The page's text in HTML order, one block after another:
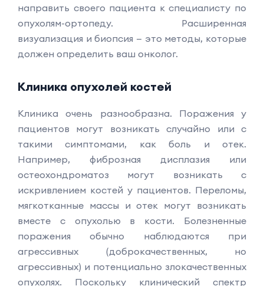
направить своего пациента к специалисту по
опухолям-ортопеду. Расширенная
визуализация и биопсия — это методы, которые
должен определить ваш онколог.
Клиника опухолей костей
Клиника очень разнообразна. Поражения у
пациентов могут возникать случайно или с
такими симптомами, как боль и отек.
Например, фиброзная дисплазия или
остеохондроматоз могут возникать с
искривлением костей у пациентов. Переломы,
мягкотканные массы и отек могут возникать
вместе с опухолью в кости. Болезненные
поражения обычно наблюдаются при
агрессивных (доброкачественных, но
агрессивных) и потенциально злокачественных
опухолях. Поскольку клинический спектр